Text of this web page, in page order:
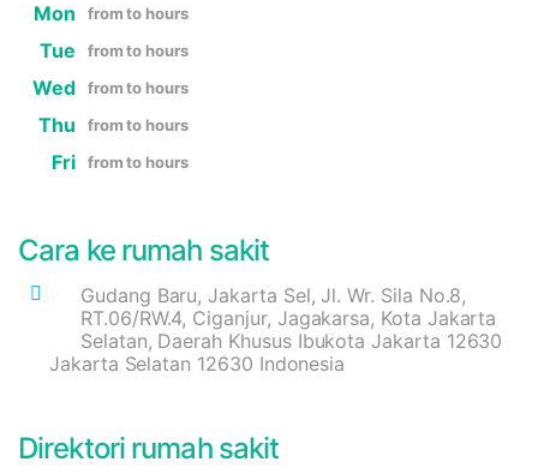
Mon from to hours
Tue from to hours
Wed from to hours
Thu from to hours
Fri from to hours
Cara ke rumah sakit
Gudang Baru, Jakarta Sel, Jl. Wr. Sila No.8,
RT.06/RW.4, Ciganjur, Jagakarsa, Kota Jakarta
Selatan, Daerah Khusus Ibukota Jakarta 12630
Jakarta Selatan 12630 Indonesia
Direktori rumah sakit